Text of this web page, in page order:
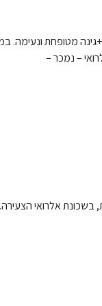
מטופחת ונעימה.